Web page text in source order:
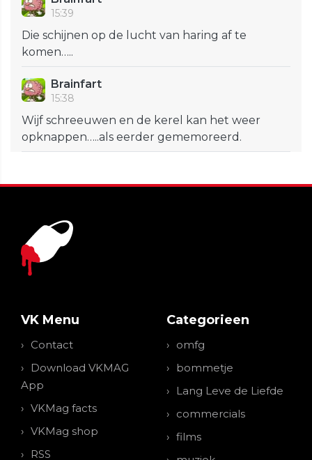
15:39
Die schijnen op de lucht van haring af te
komen…..
Brainfart
15:38
Wijf schreeuwen en de kerel kan het weer
opknappen…..als eerder gememoreerd.
VK Menu
Contact
Download VKMAG
App
VKMag facts
VKMag shop
RSS
Categorieen
omfg
bommetje
Lang Leve de Liefde
commercials
films